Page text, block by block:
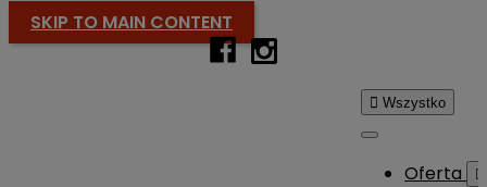
SKIP TO MAIN CONTENT
 Wszystko
Oferta 